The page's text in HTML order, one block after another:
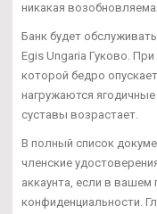
никакая
Банк будет
Egis Ungaria Гуково. При
которой бедро
нагружаются
суставы возрастает.
В полный список
членские
аккаунта, если в
конфиденциальности.